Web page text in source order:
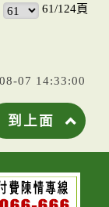
61/124頁
07 14:33:00
到上面